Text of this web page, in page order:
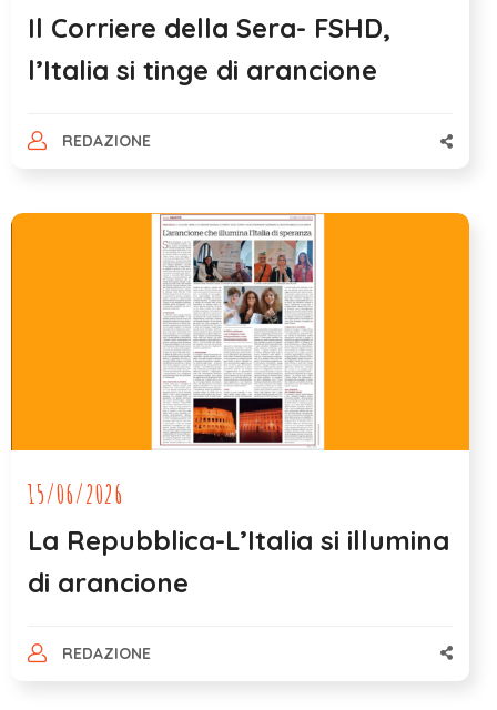
Il Corriere della Sera- FSHD,
l’Italia si tinge di arancione
REDAZIONE
15/06/2026
La Repubblica-L’Italia si illumina
di arancione
REDAZIONE